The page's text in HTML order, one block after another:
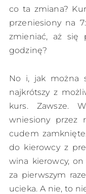
co ta zmiana?
przeniesiony na
zmieniać, aż się
godzinę?
No i, jak można
najkrótszy z
kurs. Zawsze.
wniesiony przez
cudem
do kierowcy z
wina kierowcy, on
za pierwszym
ucieka. A nie, to